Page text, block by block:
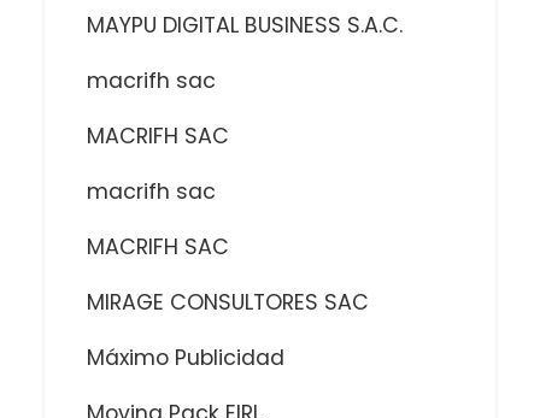
MAYPU DIGITAL BUSINESS S.A.C.
macrifh sac
MACRIFH SAC
macrifh sac
MACRIFH SAC
MIRAGE CONSULTORES SAC
Máximo Publicidad